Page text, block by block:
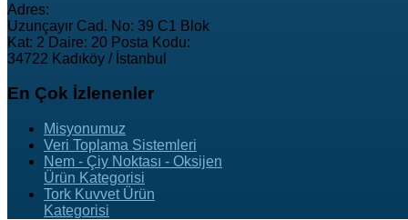
Adres:
Uzunçayır Cad. No: 39 C1 Blok
Kat: 2 Daire: 20 Posta Kodu:
34722 Kadıköy / İstanbul
En Çok İzlenenler
Misyonumuz
Veri Toplama Sistemleri
Nem - Çiy Noktası - Oksijen
Ürün Kategorisi
Tork Kuvvet Ürün
Kategorisi